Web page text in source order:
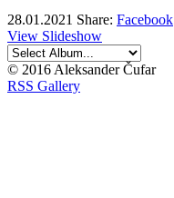
28.01.2021 Share: Facebook
View Slideshow
© 2016 Aleksander Čufar
RSS Gallery